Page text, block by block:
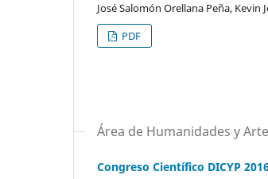
José Salomón Orellana Peña, Kevin
PDF
Área de Humanidades y
Congreso Científico DICYP